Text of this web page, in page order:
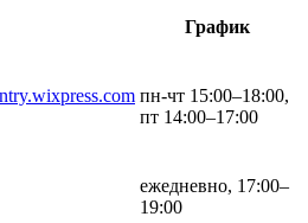
График
пн-чт 15:00–18:00,
пт 14:00–17:00
ежедневно, 17:00–
19:00